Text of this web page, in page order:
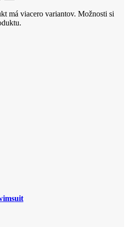
má viacero variantov. Možnosti si